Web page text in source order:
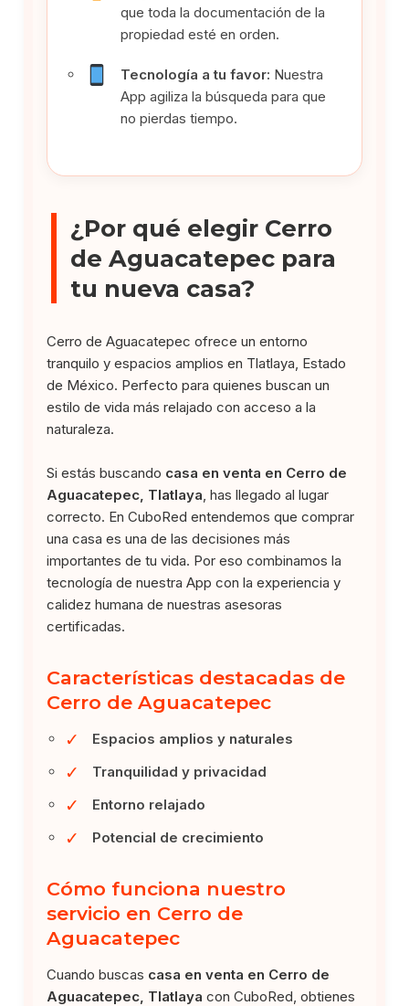
que toda la documentación de la
propiedad esté en orden.
Tecnología a tu favor: Nuestra
App agiliza la búsqueda para que
no pierdas tiempo.
¿Por qué elegir Cerro
de Aguacatepec para
tu nueva casa?
Cerro de Aguacatepec ofrece un entorno
tranquilo y espacios amplios en Tlatlaya, Estado
de México. Perfecto para quienes buscan un
estilo de vida más relajado con acceso a la
naturaleza.
Si estás buscando casa en venta en Cerro de
Aguacatepec, Tlatlaya , has llegado al lugar
correcto. En CuboRed entendemos que comprar
una casa es una de las decisiones más
importantes de tu vida. Por eso combinamos la
tecnología de nuestra App con la experiencia y
calidez humana de nuestras asesoras
certificadas.
Características destacadas de
Cerro de Aguacatepec
✓ Espacios amplios y naturales
✓ Tranquilidad y privacidad
✓ Entorno relajado
✓ Potencial de crecimiento
Cómo funciona nuestro
servicio en Cerro de
Aguacatepec
Cuando buscas casa en venta en Cerro de
Aguacatepec, Tlatlaya con CuboRed, obtienes